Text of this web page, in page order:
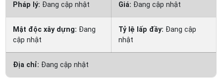
Pháp lý: Đang cập nhật Giá: Đang cập nhật
Mật độc xây dựng: Đang
cập nhật
Tỷ lệ lấp đầy: Đang cập
nhật
Địa chỉ: Đang cập nhật